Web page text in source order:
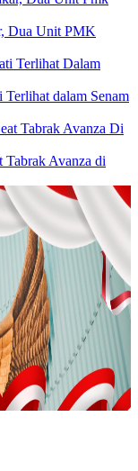
Dua Unit PMK
dalam Senam
Tabrak Avanza di